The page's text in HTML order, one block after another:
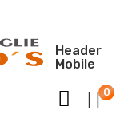
0
Header
Mobile